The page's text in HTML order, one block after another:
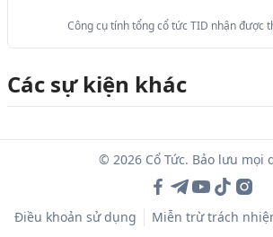
Công cụ tính tổng cổ tức TID nhận được
Các sự kiện khác
© 2026 Cổ Tức. Bảo lưu mọi
Điều khoản sử dụng Miễn trừ trách